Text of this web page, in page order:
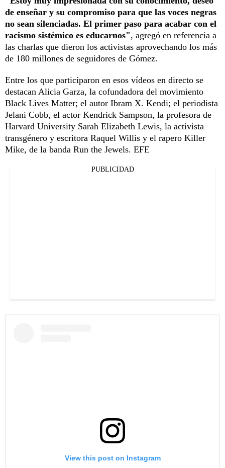
de enseñar y su compromiso para que las voces negras
no sean silenciadas. El primer paso para acabar con el
racismo sistémico es educarnos", agregó en referencia a
las charlas que dieron los activistas aprovechando los más
de 180 millones de seguidores de Gómez.
Entre los que participaron en esos vídeos en directo se
destacan Alicia Garza, la cofundadora del movimiento
Black Lives Matter; el autor Ibram X. Kendi; el periodista
Jelani Cobb, el actor Kendrick Sampson, la profesora de
Harvard University Sarah Elizabeth Lewis, la activista
transgénero y escritora Raquel Willis y el rapero Killer
Mike, de la banda Run the Jewels. EFE
PUBLICIDAD
View this post on Instagram